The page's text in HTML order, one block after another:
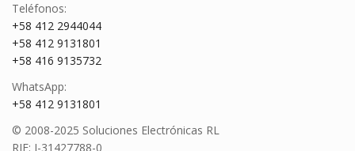
Teléfonos:
+58 412 2944044
+58 412 9131801
+58 416 9135732
WhatsApp:
+58 412 9131801
© 2008-2025 Soluciones Electrónicas RL
RIF: J-31427788-0